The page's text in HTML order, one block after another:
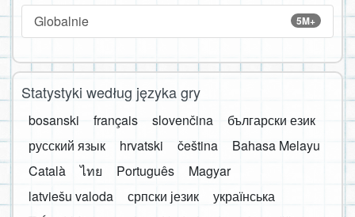
5M+
Globalnie
Statystyki według języka gry
bosanski français slovenčina
български език
русский язык
hrvatski čeština
Bahasa Melayu
Català
ไทย Português
Magyar
latviešu valoda
српски језик
українська